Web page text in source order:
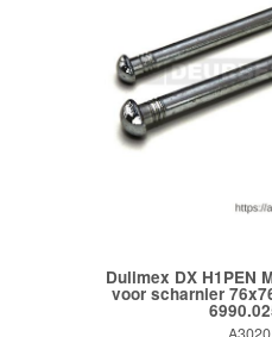
Dulimex DX H1PEN
voor scharnier